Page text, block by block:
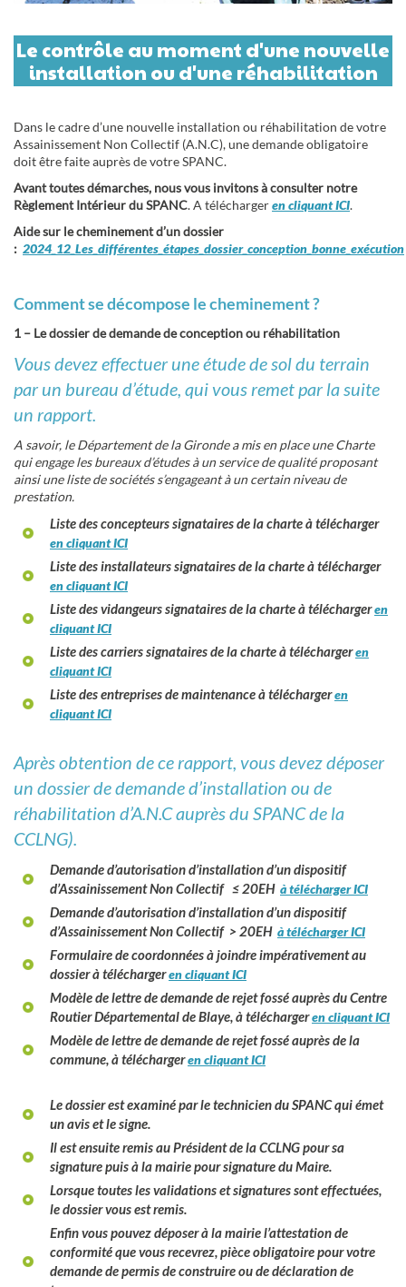
Le contrôle au moment d'une nouvelle
installation ou d'une réhabilitation
Dans le cadre d’une nouvelle installation ou réhabilitation de votre
Assainissement Non Collectif (A.N.C), une demande obligatoire
doit être faite auprès de votre SPANC.
Avant toutes démarches, nous vous invitons à consulter notre
Règlement Intérieur du SPANC. A téléchargeren cliquant ICI.
Aide sur le cheminement d’un dossier
: 2024_12_Les_différentes_étapes_dossier_conception_bonne_exécution
Comment se décompose le cheminement ?
1 – Le dossier de demande de conception ou réhabilitation
Vous devez effectuer une étude de sol du terrain
par un bureau d’étude, qui vous remet par la suite
un rapport.
A savoir, le Département de la Gironde a mis en place une Charte
qui engage les bureaux d’études à un service de qualité proposant
ainsi une liste de sociétés s’engageant à un certain niveau de
prestation.
Liste des concepteurs signataires de la charteà télécharger
en cliquant ICI
Liste des installateurs signataires de la charteà télécharger
en cliquant ICI
Liste des vidangeurs signataires de la charteà téléchargeren
cliquant ICI
Liste des carriers signataires de la charteà téléchargeren
cliquant ICI
Liste des entreprises de maintenanceà téléchargeren
cliquant ICI
Après obtention de ce rapport, vous devez déposer
un dossier de demande d’installation ou de
réhabilitation d’A.N.C auprès du SPANC de la
CCLNG).
Demande d’autorisation d’installation d’un dispositif
d’Assainissement Non Collectif ­≤ 20EH à télécharger ICI
Demande d’autorisation d’installation d’un dispositif
d’Assainissement Non Collectif > ­20EH à télécharger ICI
Formulaire de coordonnées à joindre impérativement au
dossierà téléchargeren cliquant ICI
Modèle de lettre de demande de rejet fossé auprès du Centre
Routier Départemental de Blaye, à téléchargeren cliquant ICI
Modèle de lettre de demande de rejet fossé auprès de la
commune, à téléchargeren cliquant ICI
Le dossier est examiné par le technicien du SPANC qui émet
un avis et le signe.
Il est ensuite remis au Président de la CCLNG pour sa
signature puis à la mairie pour signature du Maire.
Lorsque toutes les validations et signatures sont effectuées,
le dossier vous est remis.
Enfin vous pouvez déposer à la mairie l’attestation de
conformité que vous recevrez, pièce obligatoire pour votre
demande de permis de construire ou de déclaration de